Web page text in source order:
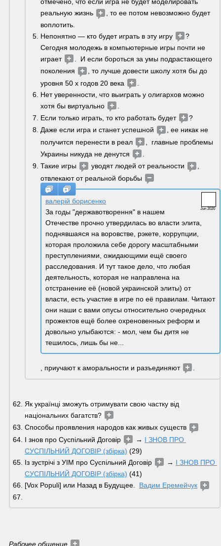
отмечено, что если игра не будет моделировать
реальную жизнь
, то ее потом невозможно будет
воплотить.
Непонятно — кто будет играть в эту игру
?
Сегодня молодежь в компьютерные игры почти не
играет
.  И если бороться за умы подрастающего
поколения
, то лучше довести школу хотя бы до
уровня 50 х годов 20 века
Нет уверенности, что выиграть у олигархов можно
хотя бы виртуально
Если только играть, то кто работать будет
?
Даже если игра и станет успешной
, ее никак не
получится перенести в реал
,  главные проблемы
Украины никуда не денутся
Такие игры
уводят людей от реальности
,
отвлекают от реальной борьбы
Jun 2020
валерій борисенко
За годы "державотворення" в нашем
Отечестве прочно утвердилась во власти элита,
поднявшаяся на воровстве, рэкете, коррупции,
которая проложила себе дорогу масштабными
преступлениями, ожидающими ещё своего
расследования. И тут такое дело, что любая
деятельность, которая не направлена на
отстранение её (новой украинской элиты) от
власти, есть участие в игре по её правилам. Читают
они наши с вами опусы относительно очередных
прожектов ещё более охреновенных реформ и
довольно улыбаются: - мол, чем бы дитя не
тешилось, лишь бы не...
, приучают к аморальности и разъединяют
Як українці зможуть отримувати свою частку від
національних багатств?
Способы проявления народов как живых существ
І знов про Суспільний Договір
→ І ЗНОВ ПРО
СУСПІЛЬНИЙ ДОГОВІР (збірка) (29)
Із зустрічі з УІМ про Суспільний Договір
→ І ЗНОВ ПРО
СУСПІЛЬНИЙ ДОГОВІР (збірка) (41)
[Vox Populi] или Назад в Будущее. Вадим Еремейчук
Рабочее общение